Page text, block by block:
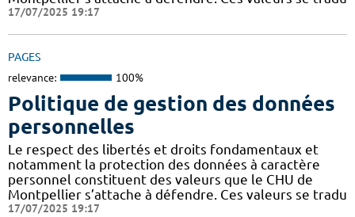
17/07/2025 19:17
PAGES
relevance: 100%
Politique de gestion des données
personnelles
Le respect des libertés et droits fondamentaux et
notamment la protection des données à caractère
personnel constituent des valeurs que le CHU de
Montpellier s’attache à défendre. Ces valeurs se tradu
17/07/2025 19:17